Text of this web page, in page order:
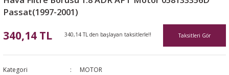
Passat(1997-2001)
340,14 TL 340,14 TL den başlayan taksitlerle!! Taksitleri Gör
Kategori
MOTOR